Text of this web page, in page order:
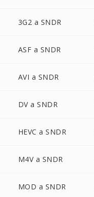
3G2 a SNDR
ASF a SNDR
AVI a SNDR
DV a SNDR
HEVC a SNDR
M4V a SNDR
MOD a SNDR